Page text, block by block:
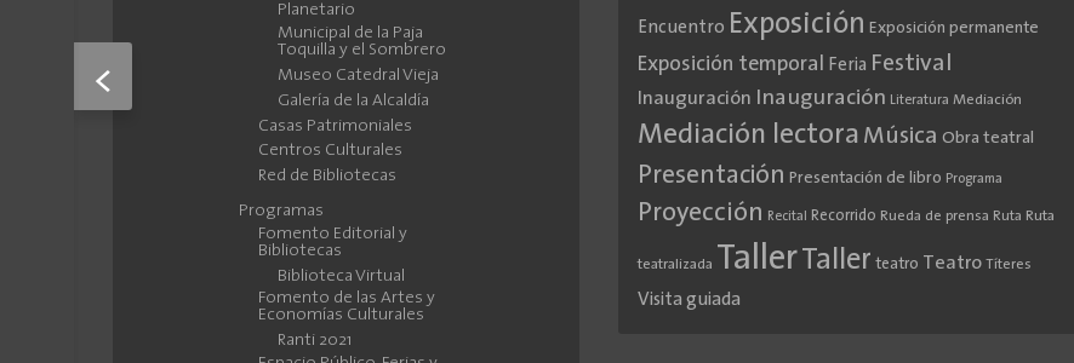
<
Planetario
Municipal de la Paja
Toquilla y el Sombrero
Museo Catedral Vieja
Galería de la Alcaldía
Casas Patrimoniales
Centros Culturales
Red de Bibliotecas
Programas
Fomento Editorial y
Bibliotecas
Biblioteca Virtual
Fomento de las Artes y
Economías Culturales
Ranti 2021
Encuentro Exposición Exposición permanente
Exposición temporal Feria Festival
Inauguración Inauguración Literatura Mediación
Mediación lectora Música Obra teatral
Presentación Presentación de libro Programa
Proyección Recital Recorrido Rueda de prensa Ruta Ruta
teatralizada TallerTaller teatro Teatro Títeres
Visita guiada